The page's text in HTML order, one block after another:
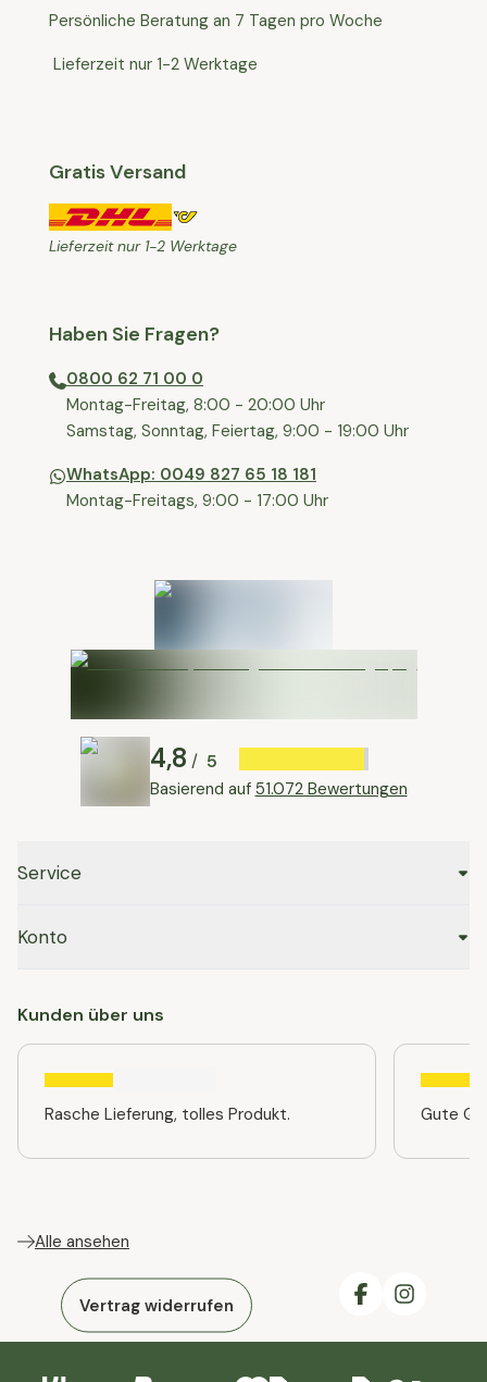
Persönliche Beratung an 7 Tagen pro Woche
Lieferzeit nur 1-2 Werktage
Gratis Versand
Lieferzeit nur 1-2 Werktage
Haben Sie Fragen?
0800 62 71 00 0
⁠⁠Montag-Freitag, 8:00 - 20:00 Uhr
⁠Samstag, Sonntag, Feiertag, 9:00 - 19:00 Uhr
WhatsApp: 0049 827 65 18 181
Montag-Freitags, 9:00 - 17:00 Uhr
4,8 / 5
Basierend auf 51.072 Bewertungen
Service
Konto
Kunden über uns
Rasche Lieferung, tolles Produkt. Gute
Alle ansehen
Vertrag widerrufen